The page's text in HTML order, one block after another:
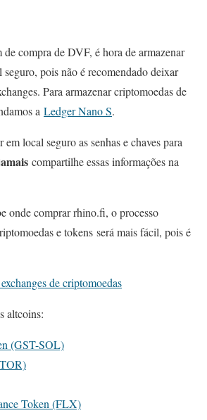
compra de DVF, é hora de armazenar
seguro, pois não é recomendado deixar
Para armazenar criptomoedas de
a Ledger Nano S.
em local seguro as senhas e chaves para
compartilhe essas informações na
onde comprar rhino.fi, o processo
e tokens será mais fácil, pois é
de criptomoedas
altcoins:
(GST-SOL)
Token (FLX)